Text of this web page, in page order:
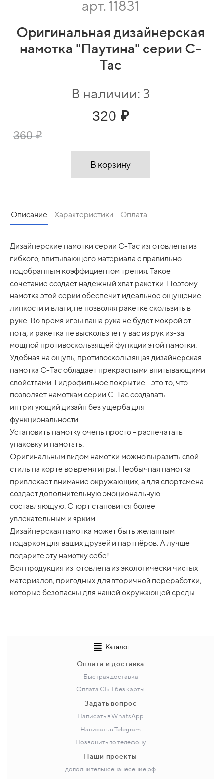
арт. 11831
Оригинальная дизайнерская
намотка "Паутина" серии C-
Tac
В наличии: 3
320 ₽
360 ₽
В корзину
Описание Характеристики Оплата
Дизайнерские намотки серии C-Tac изготовлены из
гибкого, впитывающего материала с правильно
подобранным коэффициентом трения. Такое
сочетание создаёт надёжный хват ракетки. Поэтому
намотка этой серии обеспечит идеальное ощущение
липкости и влаги, не позволяя ракетке скользить в
руке. Во время игры ваша рука не будет мокрой от
пота, и ракетка не выскользнет у вас из рук из-за
мощной противоскользящей функции этой намотки.
Удобная на ощупь, противоскользящая дизайнерская
намотка C-Tac обладает прекрасными впитывающими
свойствами. Гидрофильное покрытие - это то, что
позволяет намоткам серии C-Tac создавать
интригующий дизайн без ущерба для
функциональности.
Установить намотку очень просто - распечатать
упаковку и намотать.
Оригинальным видом намотки можно выразить свой
стиль на корте во время игры. Необычная намотка
привлекает внимание окружающих, а для спортсмена
создаёт дополнительную эмоциональную
составляющую. Спорт становится более
увлекательным и ярким.
Дизайнерская намотка может быть желанным
подарком для ваших друзей и партнёров. А лучше
подарите эту намотку себе!
Вся продукция изготовлена из экологически чистых
материалов, пригодных для вторичной переработки,
которые безопасны для нашей окружающей среды
Категория: Намотки на ракетку
Производитель: AlienPros
Цвет: чёрная с зелёной паутиной
Количество в упаковке: 1
Оплата заказа производится после сборки и проверки
качества инвентаря.
Но бывают ситуации, когда нет возможности
произвести оплату сразу. В этом случае можно
оплачивать частями.
Общая стоимость всех покупок незначительно
изменится и автоматически будет разделена на четыре
равные части.
Первую часть необходимо оплатить сразу, остальные
три будут списываться раз в две недели. Полная оплата
завершиться
через 6 недель
сразу, как при обычной покупке.
Преимущества:
Оплачивать частями можно картами любых
банков
Паспортные данные, доход и кредитный договор
не потребуются
Быстрый способ оплаты — занимает меньше
минуты
Как это происходит:
- складываете товары в корзину и нажимаете
"Подтвердить заказ"
- по Whatsapp отправляете ФИО, телефон и E-mail
- по ссылке или QR-коду, которые отправлю вам в
ответ на Whatsapp, подтверждаете свои данные и
данные карты
- получаете подтверждение на оплату долями
(стоимость ракетки незначительно изменится),
и получаете свой заказ
Каталог
Оплата и доставка
Быстрая доставка
Оплата СБП без карты
Задать вопрос
Написать в WhatsApp
Написать в Telegram
Позвонить по телефону
Наши проекты
дополнительноенанесение.рф